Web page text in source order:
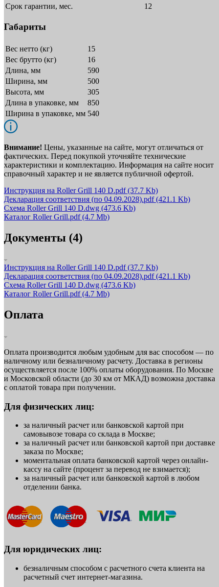
Срок гарантии, мес.
12
Габариты
Вес нетто (кг)
15
Вес брутто (кг)
16
Длина, мм
590
Ширина, мм
500
Высота, мм
305
Длина в упаковке, мм
850
Ширина в упаковке, мм 540
Внимание! Цены, указанные на сайте, могут отличаться от
фактических. Перед покупкой уточняйте технические
характеристики и комплектацию. Информация на сайте носит
справочный характер и не является публичной офертой.
Инструкция на Roller Grill 140 D.pdf(37.7 Kb)
Декларация соответствия (по 04.09.2028).pdf(421.1 Kb)
Схема Roller Grill 140 D.dwg (473.6 Kb)
Каталог Roller Grill.pdf(4.7 Mb)
Документы (4)
Инструкция на Roller Grill 140 D.pdf(37.7 Kb)
Декларация соответствия (по 04.09.2028).pdf(421.1 Kb)
Схема Roller Grill 140 D.dwg (473.6 Kb)
Каталог Roller Grill.pdf(4.7 Mb)
Оплата
Оплата производится любым удобным для вас способом — по
наличному или безналичному расчету. Доставка в регионы
осуществляется после 100% оплаты оборудования. По Москве
и Московской области (до 30 км от МКАД) возможна доставка
с оплатой товара при получении.
Для физических лиц:
за наличный расчет или банковской картой при
самовывозе товара со склада в Москве;
за наличный расчет или банковской картой при доставке
заказа по Москве;
моментальная оплата банковской картой через онлайн-
кассу на сайте (процент за перевод не взимается);
за наличный расчет или банковской картой в любом
отделении банка.
Для юридических лиц:
безналичным способом с расчетного счета клиента на
расчетный счет интернет-магазина.